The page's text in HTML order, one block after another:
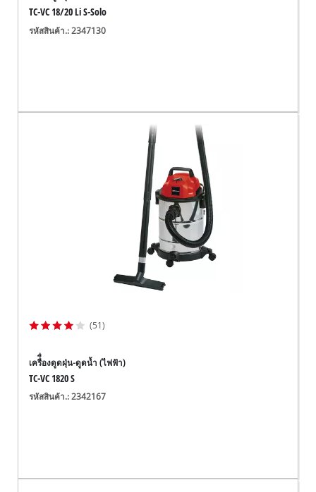
TC-VC 18/20 Li S-Solo
รหัสสินค้า.: 2347130
(51)
เครื่ื่องดูดฝุ่น-ดูดน้ำ (ไฟฟ้า)
TC-VC 1820 S
รหัสสินค้า.: 2342167